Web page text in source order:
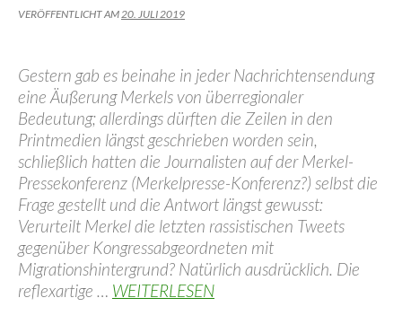
VERÖFFENTLICHT AM20. JULI 2019
Gestern gab es beinahe in jeder Nachrichtensendung
eine Äußerung Merkels von überregionaler
Bedeutung; allerdings dürften die Zeilen in den
Printmedien längst geschrieben worden sein,
schließlich hatten die Journalisten auf der Merkel-
Pressekonferenz (Merkelpresse-Konferenz?) selbst die
Frage gestellt und die Antwort längst gewusst:
Verurteilt Merkel die letzten rassistischen Tweets
gegenüber Kongressabgeordneten mit
Migrationshintergrund? Natürlich ausdrücklich. Die
reflexartige … WEITERLESEN